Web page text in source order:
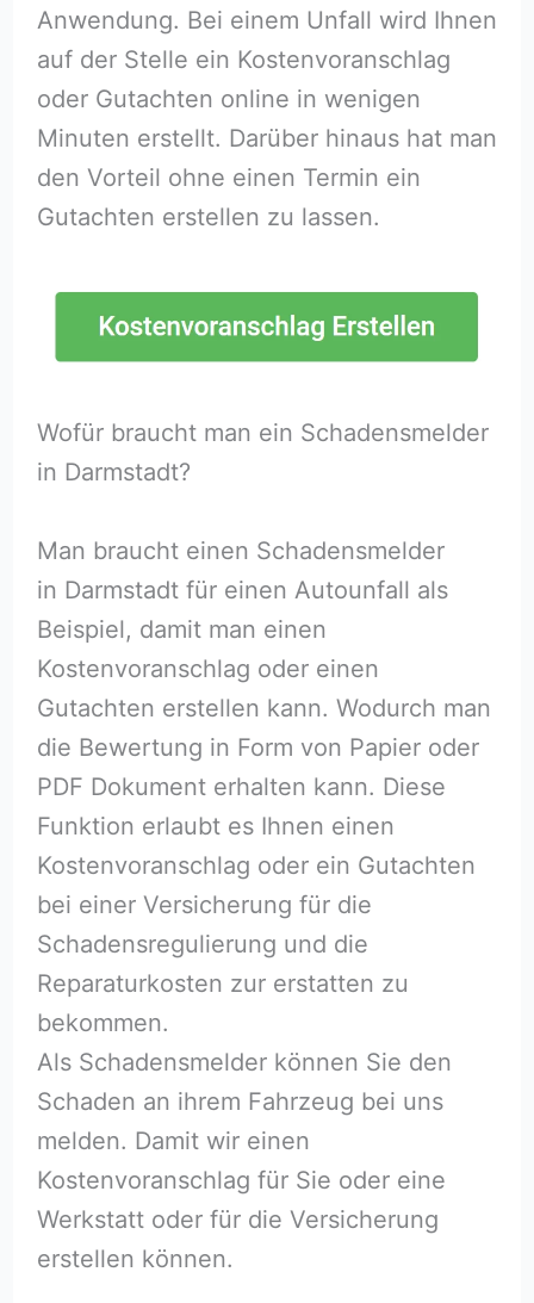
Anwendung. Bei einem Unfall wird Ihnen
auf der Stelle ein Kostenvoranschlag
oder Gutachten online in wenigen
Minuten erstellt. Darüber hinaus hat man
den Vorteil ohne einen Termin ein
Gutachten erstellen zu lassen.
Wofür braucht man ein Schadensmelder
in Darmstadt?
Man braucht einen Schadensmelder
in Darmstadt für einen Autounfall als
Beispiel, damit man einen
Kostenvoranschlag oder einen
Gutachten erstellen kann. Wodurch man
die Bewertung in Form von Papier oder
PDF Dokument erhalten kann. Diese
Funktion erlaubt es Ihnen einen
Kostenvoranschlag oder ein Gutachten
bei einer Versicherung für die
Schadensregulierung und die
Reparaturkosten zur erstatten zu
bekommen.
Als Schadensmelder können Sie den
Schaden an ihrem Fahrzeug bei uns
melden. Damit wir einen
Kostenvoranschlag für Sie oder eine
Werkstatt oder für die Versicherung
erstellen können.